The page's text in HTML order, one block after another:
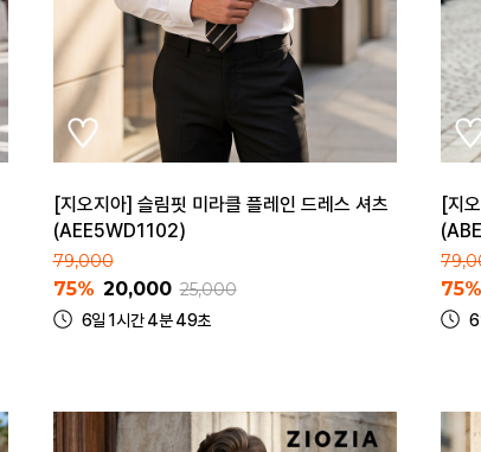
[지오지아] 슬림핏 미라클 플레인 드레스 셔츠
(AEE5WD1102)
79,000
75% 20,000 25,000
6일 1시간 4분 49초
[지
75%
6